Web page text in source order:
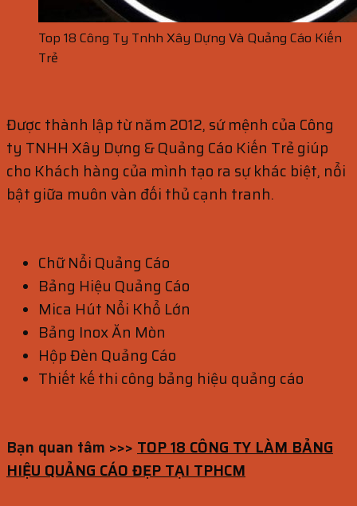
Top 18 Công Ty Tnhh Xây Dựng Và Quảng Cáo Kiến
Trẻ
Được thành lập từ năm 2012, sứ mệnh của Công
ty TNHH Xây Dựng & Quảng Cáo Kiến Trẻ giúp
cho Khách hàng của mình tạo ra sự khác biệt, nổi
bật giữa muôn vàn đối thủ cạnh tranh.
Chữ Nổi Quảng Cáo
Bảng Hiệu Quảng Cáo
Mica Hút Nổi Khổ Lớn
Bảng Inox Ăn Mòn
Hộp Đèn Quảng Cáo
Thiết kế thi công bảng hiệu quảng cáo
Bạn quan tâm >>> TOP 18 CÔNG TY LÀM BẢNG
HIỆU QUẢNG CÁO ĐẸP TẠI TPHCM